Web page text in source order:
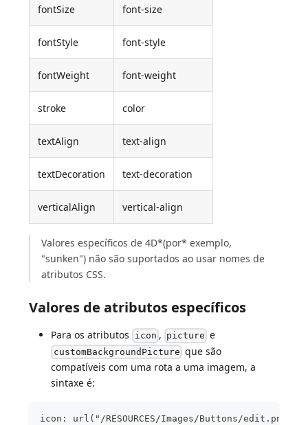
fontSize font-size
fontStyle font-style
fontWeight font-weight
stroke color
textAlign text-align
textDecoration text-decoration
verticalAlign vertical-align
Valores específicos de 4D*(por* exemplo,
"sunken") não são suportados ao usar nomes de
atributos CSS.
Valores de atributos específicos
Para os atributos icon , picture e
customBackgroundPicture que são
compatíveis com uma rota a uma imagem, a
sintaxe é:
icon: url("/RESOURCES/Images/Buttons/